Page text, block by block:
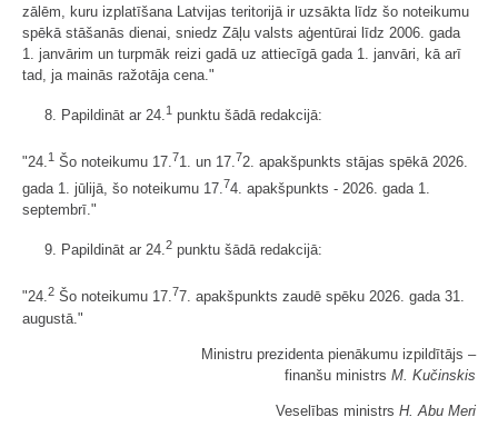
zālēm, kuru izplatīšana Latvijas teritorijā ir uzsākta līdz šo noteikumu
spēkā stāšanās dienai, sniedz Zāļu valsts aģentūrai līdz 2006. gada
1. janvārim un turpmāk reizi gadā uz attiecīgā gada 1. janvāri, kā arī
tad, ja mainās ražotāja cena."
8. Papildināt ar 24.1 punktu šādā redakcijā:
"24.1 Šo noteikumu 17.71. un 17.72. apakšpunkts stājas spēkā 2026.
gada 1. jūlijā, šo noteikumu 17. 74. apakšpunkts - 2026. gada 1.
septembrī."
9. Papildināt ar 24.2 punktu šādā redakcijā:
"24.2 Šo noteikumu 17.77. apakšpunkts zaudē spēku 2026. gada 31.
augustā."
Ministru prezidenta pienākumu izpildītājs ‒
finanšu ministrs M. Kučinskis
Veselības ministrs H. Abu Meri